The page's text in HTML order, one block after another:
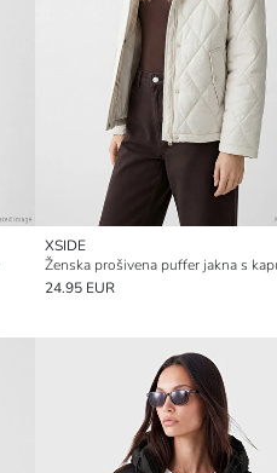
XSIDE
Ženska prošivena puffer jakna s
24.95 EUR